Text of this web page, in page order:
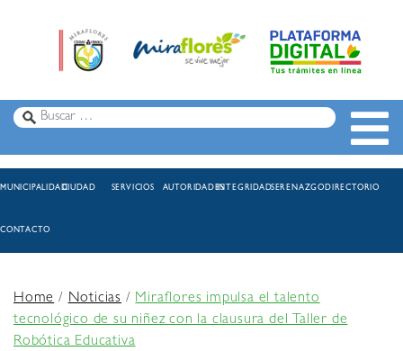
MUNICIPALIDADCIUDAD SERVICIOS AUTORIDADESINTEGRIDADSERENAZGODIRECTORIO
CONTACTO
Home/Noticias /Miraflores impulsa el talento
tecnológico de su niñez con la clausura del Taller de
Robótica Educativa